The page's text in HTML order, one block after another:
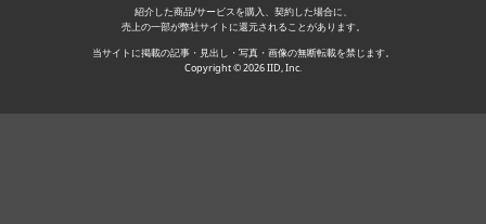
紹介した商品/サービスを購入、契約した場合に、
売上の一部が弊社サイトに還元されることがあります。
当サイトに掲載の記事・見出し・写真・画像の無断転載を禁じます。
Copyright © 2026 IID, Inc.